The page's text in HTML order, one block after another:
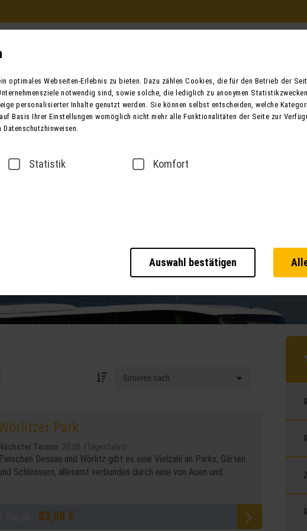
oder telefonisch unter:
0049 (0) 3631 6280 0
Bus mieten Taxi / Zustiege
Finden Sie Ihre Reise
Park
Nächster Termin: 20.08. (Tagesfahrt)
Dessau und Wörlitz gibt es eine Vielzahl an Parks, Gärten
Schlössern, allesamt verbunden durch eine von Auen und...
83,00 €
optimales Webseiten-Erlebnis zu bieten. Dazu zählen Cookies, die für den Betrieb der
notwendig sind, sowie solche, die lediglich zu anonymen
personalisierter Inhalte genutzt werden. Sie können selbst entscheiden, welche
Basis Ihrer Einstellungen womöglich nicht mehr alle Funktionalitäten der Seite zur
Statistik Komfort
der Seite unbedingt notwendig und ermöglichen beispielsweise sicherheitsrelevante
ebenfalls erkennen, ob Sie in Ihrem Profil eingeloggt bleiben möchten, um Ihnen unsere
weiter zu verbessern, erfassen wir anonymisierte Daten für Statistiken und Analysen.
Auswahl bestätigen